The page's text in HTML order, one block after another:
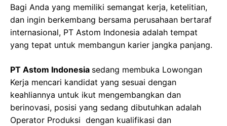
Bagi Anda yang memiliki semangat kerja, ketelitian,
dan ingin berkembang bersama perusahaan bertaraf
internasional, PT Astom Indonesia adalah tempat
yang tepat untuk membangun karier jangka panjang.
PT Astom Indonesia sedang membuka Lowongan
Kerja mencari kandidat yang sesuai dengan
keahliannya untuk ikut mengembangkan dan
berinovasi, posisi yang sedang dibutuhkan adalah
Operator Produksi dengan kualifikasi dan